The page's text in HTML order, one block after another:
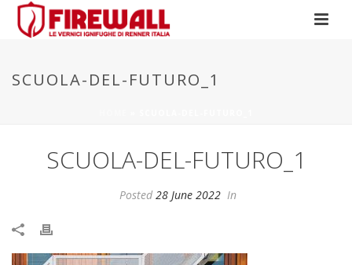
SCUOLA-DEL-FUTURO_1
SCUOLA-DEL-FUTURO_1
Posted 28 June 2022 In